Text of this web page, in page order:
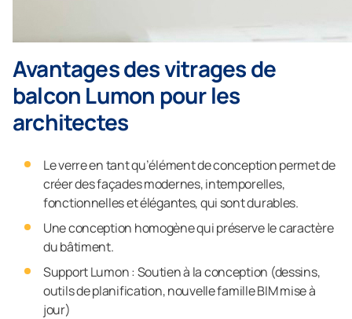
Avantages des vitrages de
balcon Lumon pour les
architectes
Le verre en tant qu’élément de conception permet de
créer des façades modernes, intemporelles,
fonctionnelles et élégantes, qui sont durables.
Une conception homogène qui préserve le caractère
du bâtiment.
Support Lumon : Soutien à la conception (dessins,
outils de planification, nouvelle famille BIM mise à
jour)